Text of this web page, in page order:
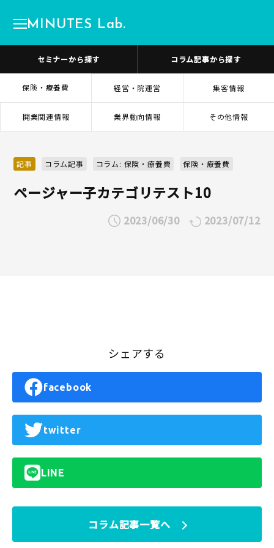
MINUTES Lab.
セミナーから探す コラム記事から探す
保険・療養費 経営・院運営 集客情報
開業関連情報 業界動向情報 その他情報
記事 コラム記事 コラム: 保険・療養費 保険・療養費
ページャー子カテゴリテスト10
2023/06/30 2023/07/12
シェアする
facebook
twitter
LINE
コラム記事一覧へ